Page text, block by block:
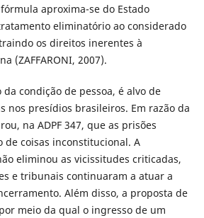
aproxima-se do Estado
eliminatório ao considerado
os direitos inerentes à
(ZAFFARONI, 2007).
condição de pessoa, é alvo de
nos presídios brasileiros. Em razão da
na ADPF 347, que as prisões
coisas inconstitucional. A
eliminou as vicissitudes criticadas,
e tribunais continuaram a atuar a
Além disso, a proposta de
meio da qual o ingresso de um